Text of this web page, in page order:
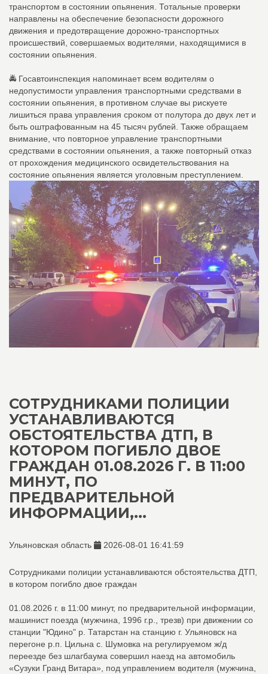
транспортом в состоянии опьянения. Тотальные проверки
направлены на обеспечение безопасности дорожного
движения и предотвращение дорожно-транспортных
происшествий, совершаемых водителями, находящимися в
состоянии опьянения.
🚔 Госавтоинспекция напоминает всем водителям о
недопустимости управления транспортными средствами в
состоянии опьянения, в противном случае вы рискуете
лишиться права управления сроком от полутора до двух лет и
быть оштрафованным на 45 тысяч рублей. Также обращаем
внимание, что повторное управление транспортными
средствами в состоянии опьянения, а также повторный отказ
от прохождения медицинского освидетельствования на
состояние опьянения является уголовным преступлением.
СОТРУДНИКАМИ ПОЛИЦИИ
УСТАНАВЛИВАЮТСЯ
ОБСТОЯТЕЛЬСТВА ДТП, В
КОТОРОМ ПОГИБЛО ДВОЕ
ГРАЖДАН 01.08.2026 Г. В 11:00
МИНУТ, ПО
ПРЕДВАРИТЕЛЬНОЙ
ИНФОРМАЦИИ,...
Ульяновская область 2026-08-01 16:41:59
Сотрудниками полиции устанавливаются обстоятельства ДТП,
в котором погибло двое граждан
01.08.2026 г. в 11:00 минут, по предварительной информации,
машинист поезда (мужчина, 1996 г.р., трезв) при движении со
станции "Юдино" р. Татарстан на станцию г. Ульяновск на
перегоне р.п. Цильна с. Шумовка на регулируемом ж/д
переезде без шлагбаума совершил наезд на автомобиль
«Сузуки Гранд Витара», под управлением водителя (мужчина,